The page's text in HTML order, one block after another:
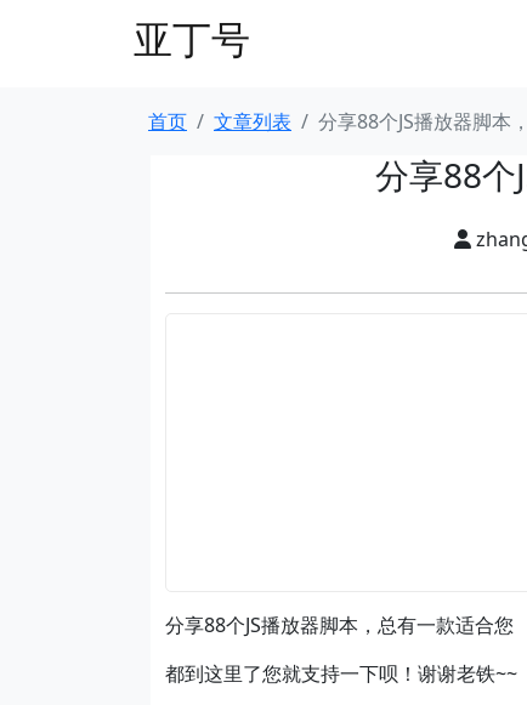
亚丁号
首页 文章列表 分享88个JS播放器脚本
分享88个
分享88个JS播放器脚本，总有一款适合您
都到这里了您就支持一下呗！谢谢老铁~~